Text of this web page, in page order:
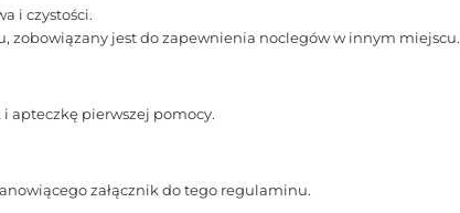
i czystości.
zobowiązany jest do zapewnienia noclegów w innym miejscu.
apteczkę pierwszej pomocy.
załącznik do tego regulaminu.